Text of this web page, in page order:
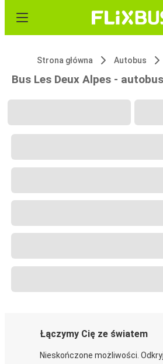
Strona główna Autobus
Bus Les Deux Alpes -
Łączymy Cię ze światem
Nieskończone możliwości.